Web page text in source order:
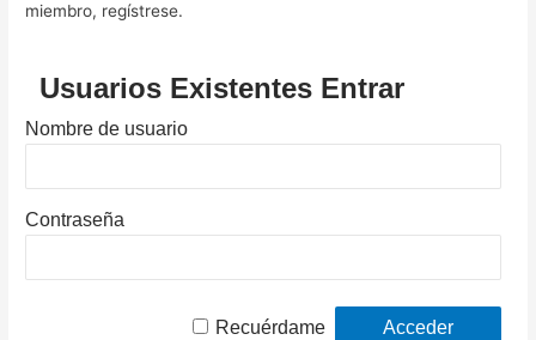
miembro, regístrese.
Usuarios Existentes Entrar
Nombre de usuario
Contraseña
Recuérdame